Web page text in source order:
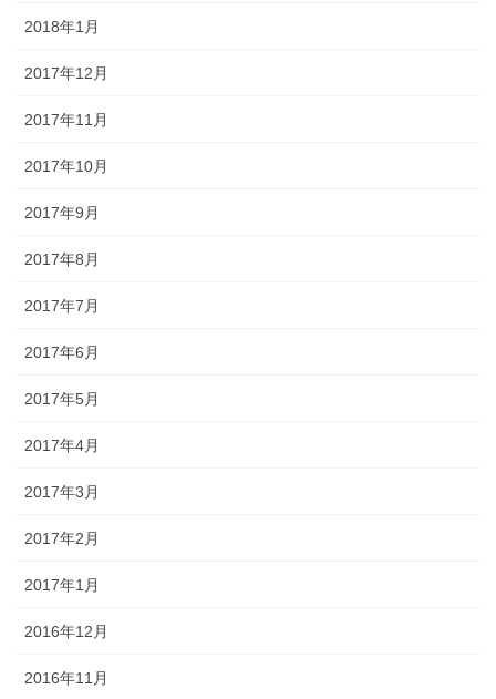
2018年1月
2017年12月
2017年11月
2017年10月
2017年9月
2017年8月
2017年7月
2017年6月
2017年5月
2017年4月
2017年3月
2017年2月
2017年1月
2016年12月
2016年11月